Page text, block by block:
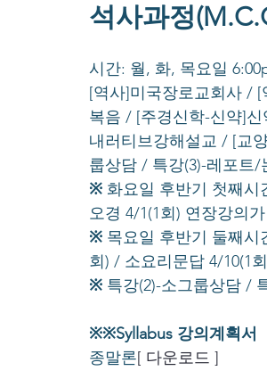
석사과정
시간: 월, 화, 목요일
[역사]미국장로교회사 /
복음 / [주경신학-신약]
내러티브강해설교 / [교
룹상담 / 특강(3)-레포트/
※ 화요일 후반기 첫째시
오경 4/1(1회) 연장강의
※ 목요일 후반기 둘째시
회) / 소요리문답 4/10(1
※ 특강(2)-소그룹상담 /
※※Syllabus 강의계획서
종말론[ 다운로드 ]